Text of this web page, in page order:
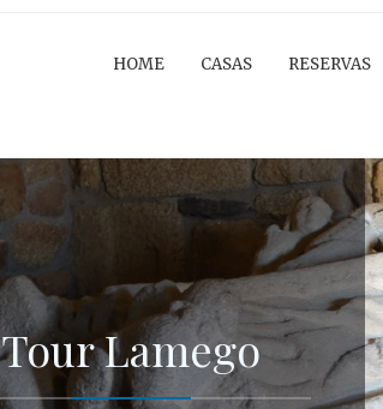
HOME CASAS RESERVAS
Tour Lamego